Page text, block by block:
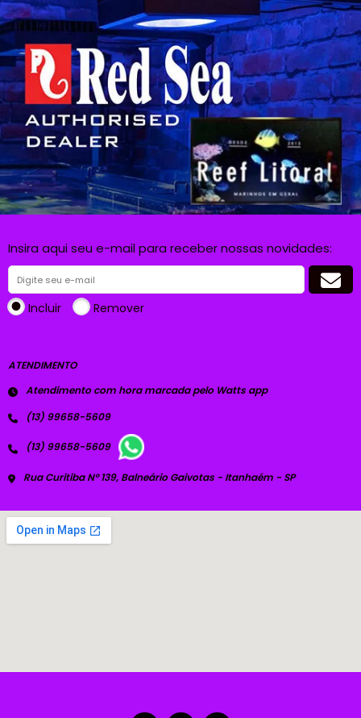
Insira aqui seu e-mail para receber nossas novidades:
Incluir Remover
ATENDIMENTO
Atendimento com hora marcada pelo Watts app
(13) 99658-5609
(13) 99658-5609
Rua Curitiba Nº 139, Balneário Gaivotas - Itanhaém - SP